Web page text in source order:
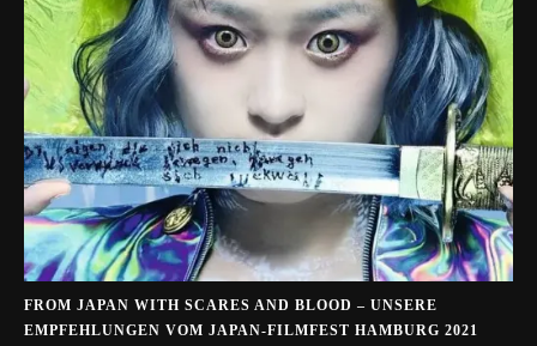
FROM JAPAN WITH SCARES AND BLOOD – UNSERE
EMPFEHLUNGEN VOM JAPAN-FILMFEST HAMBURG 2021